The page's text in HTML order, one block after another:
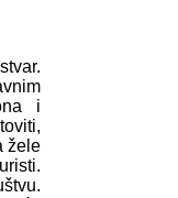
i
žele